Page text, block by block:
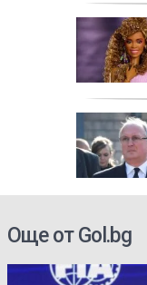
Още от Gol.bg